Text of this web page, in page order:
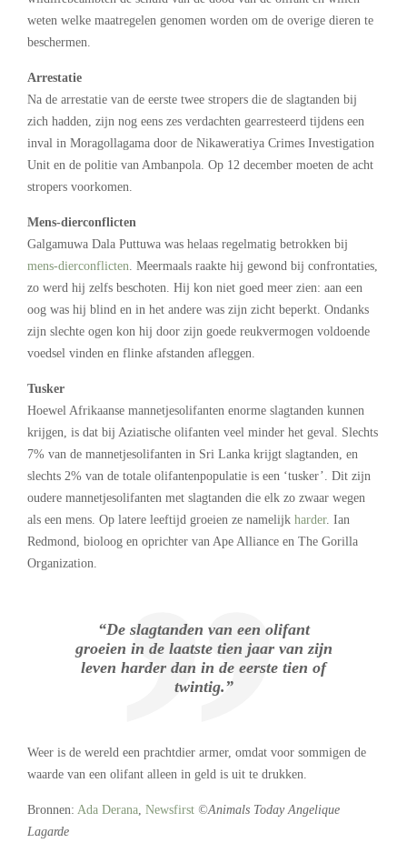
weten welke maatregelen genomen worden om de overige dieren te
beschermen.
Arrestatie
Na de arrestatie van de eerste twee stropers die de slagtanden bij
zich hadden, zijn nog eens zes verdachten gearresteerd tijdens een
inval in Moragollagama door de Nikaweratiya Crimes Investigation
Unit en de politie van Ambanpola. Op 12 december moeten de acht
stropers voorkomen.
Mens-dierconflicten
Galgamuwa Dala Puttuwa was helaas regelmatig betrokken bij
mens-dierconflicten . Meermaals raakte hij gewond bij confrontaties,
zo werd hij zelfs beschoten. Hij kon niet goed meer zien: aan een
oog was hij blind en in het andere was zijn zicht beperkt. Ondanks
zijn slechte ogen kon hij door zijn goede reukvermogen voldoende
voedsel vinden en flinke afstanden afleggen.
Tusker
Hoewel Afrikaanse mannetjesolifanten enorme slagtanden kunnen
krijgen, is dat bij Aziatische olifanten veel minder het geval. Slechts
7% van de mannetjesolifanten in Sri Lanka krijgt slagtanden, en
slechts 2% van de totale olifantenpopulatie is een ‘tusker’. Dit zijn
oudere mannetjesolifanten met slagtanden die elk zo zwaar wegen
als een mens. Op latere leeftijd groeien ze namelijk harder. Ian
Redmond, bioloog en oprichter van Ape Alliance en The Gorilla
Organization.
“De slagtanden van een olifant
groeien in de laatste tien jaar van zijn
leven harder dan in de eerste tien of
twintig.”
Weer is de wereld een prachtdier armer, omdat voor sommigen de
waarde van een olifant alleen in geld is uit te drukken.
Bronnen: Ada Derana Newsfirst ©Animals Today Angelique
Lagarde